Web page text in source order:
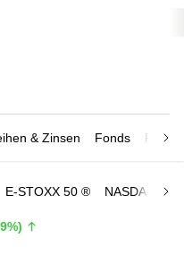
& Zinsen Fonds
E-STOXX 50 ® NASDAQ 100